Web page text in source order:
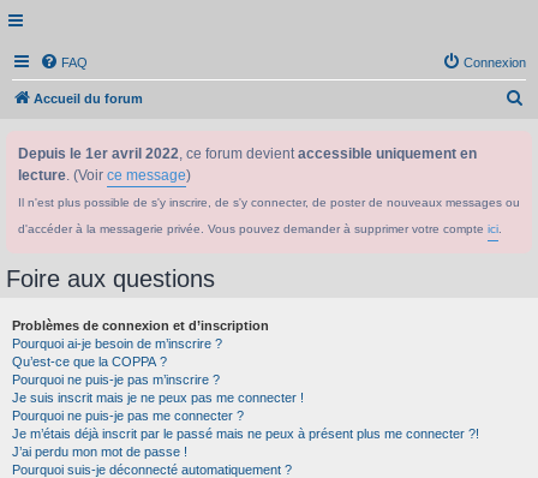
FAQ Connexion
Accueil du forum
Depuis le 1er avril 2022, ce forum devientaccessible uniquement en
lecture. (Voir ce message)
Il n'est plus possible de s'y inscrire, de s'y connecter, de poster de nouveaux messages ou
d'accéder à la messagerie privée. Vous pouvez demander à supprimer votre compte ici
Foire aux questions
Problèmes de connexion et d’inscription
Pourquoi ai-je besoin de m’inscrire ?
Qu’est-ce que la COPPA ?
Pourquoi ne puis-je pas m’inscrire ?
Je suis inscrit mais je ne peux pas me connecter !
Pourquoi ne puis-je pas me connecter ?
Je m’étais déjà inscrit par le passé mais ne peux à présent plus me connecter ?!
J’ai perdu mon mot de passe !
Pourquoi suis-je déconnecté automatiquement ?